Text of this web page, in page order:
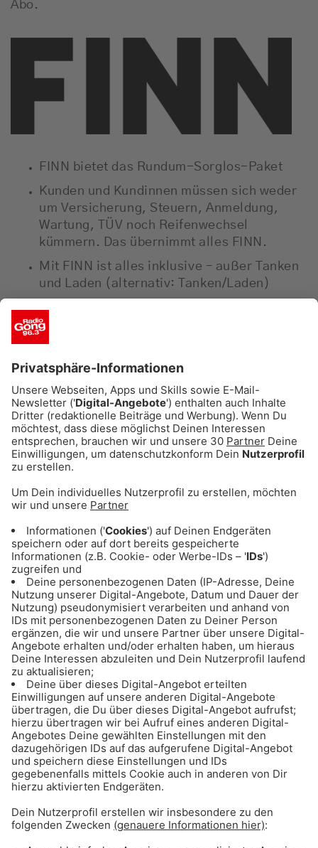
Abo.
FINN bietet das Rundum-Sorglos-Paket
Kunden und Kundinnen müssen sich weder
um Versicherung, Steuern, Anmeldung,
Wartung, TÜV noch Reifenwechsel
kümmern. Das übernimmt alles FINN.
Mit FINN ist alles inklusive – außer Tanken
und Laden (alternativ: Tanken/Laden)
mit wenigen Klicks ein Auto abonnieren
in wenigen Tagen direkt vor die Haustür
Wir sind eine herstellerunabhängige
Plattform für Auto Abos von über 30 Marken
Das Auto Abo ist die bequemste und
flexibelste Art, ein eigenes Auto zu fahren.
Wir unterstützen zertifizierte
Klimaschutzprojekte
kurze und flexible Laufzeiten
24/7 die beste Musik in den
gratis Gong 96.3 Streams